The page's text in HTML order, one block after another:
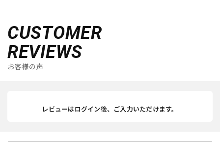
CUSTOMER
REVIEWS
お客様の声
レビューはログイン後、ご入力いただけます。